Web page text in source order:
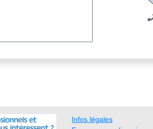
Infos légales